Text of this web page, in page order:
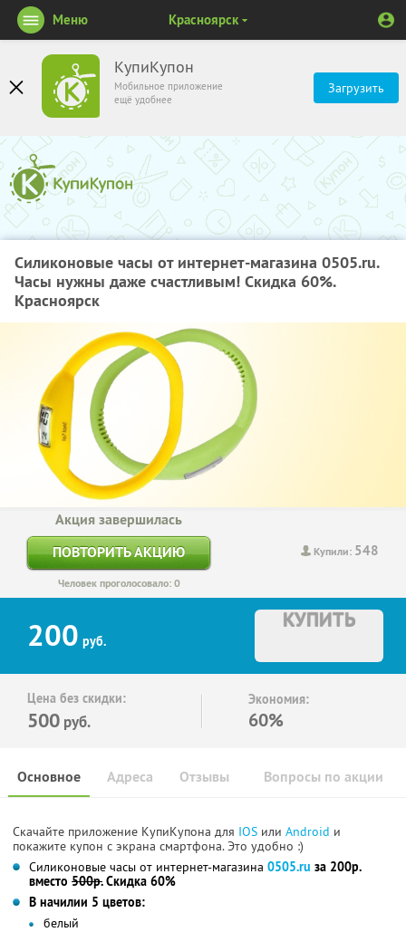
КупиКупон
Мобильное приложение
ещё удобнее
Загрузить
Меню Красноярск
Силиконовые часы от интернет-магазина 0505.ru.
Часы нужны даже счастливым! Скидка 60%.
Красноярск
Купили: 548
Акция завершилась
ПОВТОРИТЬ АКЦИЮ
Человек проголосовало: 0
200 руб.
КУПИТЬ
Цена без скидки:
500 руб.
Экономия:
60%
Основное Отзывы Вопросы по акции
Адреса
Скачайте приложение КупиКупона для IOS или Android и
покажите купон с экрана смартфона. Это удобно :)
Силиконовые часы от интернет-магазина 0505.ru за 200р.
вместо 500р.Скидка 60%
В начилии 5 цветов:
белый